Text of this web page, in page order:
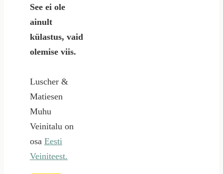
See ei ole
ainult
külastus, vaid
olemise viis.
Luscher &
Matiesen
Muhu
Veinitalu on
osa Eesti
Veiniteest.